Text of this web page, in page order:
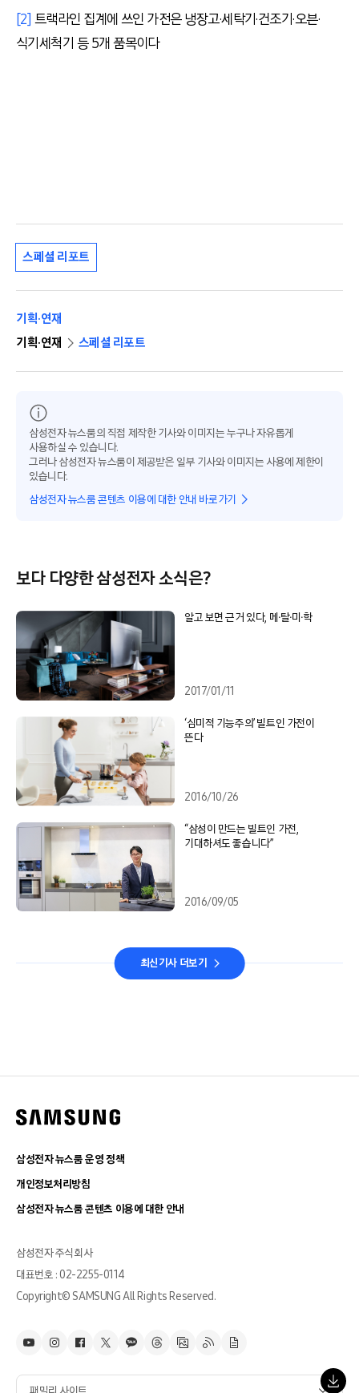
[2] 트랙라인 집계에 쓰인 가전은 냉장고·세탁기·건조기·오븐·
식기세척기 등 5개 품목이다
스페셜 리포트
기획·연재
기획·연재
스페셜 리포트
삼성전자 뉴스룸의 직접 제작한 기사와 이미지는 누구나 자유롭게
사용하실 수 있습니다.
그러나 삼성전자 뉴스룸이 제공받은 일부 기사와 이미지는 사용에 제한이
있습니다.
삼성전자 뉴스룸 콘텐츠 이용에 대한 안내 바로가기
보다 다양한 삼성전자 소식은?
알고 보면 근거 있다, 메∙탈∙미∙학
2017/01/11
‘심미적 기능주의’ 빌트인 가전이
뜬다
2016/10/26
“삼성이 만드는 빌트인 가전,
기대하셔도 좋습니다”
2016/09/05
최신기사 더보기
삼성전자 뉴스룸 운영 정책
개인정보처리방침
삼성전자 뉴스룸 콘텐츠 이용에 대한 안내
삼성전자 주식회사
대표번호 : 02-2255-0114
Copyright© SAMSUNG All Rights Reserved.